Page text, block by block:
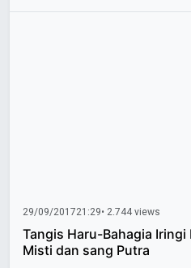
29/09/201721:29• 2.744 views
Tangis Haru-Bahagia Iringi
Misti dan sang Putra